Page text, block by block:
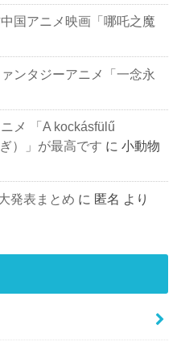
国アニメ映画「哪吒之魔
ンタジーアニメ「一念永
メ 「A kockásfülű
）」が最高です に小動物
発表まとめ に 匿名 より